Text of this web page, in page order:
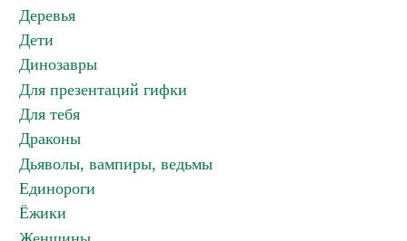
Деревья
Дети
Динозавры
Для презентаций гифки
Для тебя
Драконы
Дьяволы, вампиры, ведьмы
Единороги
Ёжики